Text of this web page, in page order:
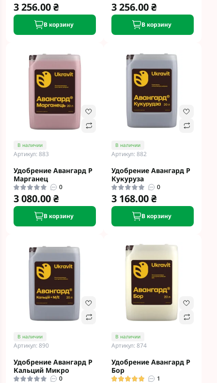
3 256.00 ₴
В корзину
3 256.00 ₴
В корзину
В наличии
Артикул: 883
Удобрение Авангард Р
Марганец
0
3 080.00 ₴
В корзину
В наличии
Артикул: 882
Удобрение Авангард Р
Кукуруза
0
3 168.00 ₴
В корзину
В наличии
Артикул: 890
Удобрение Авангард Р
Кальций Микро
0
В наличии
Артикул: 874
Удобрение Авангард Р
Бор
1